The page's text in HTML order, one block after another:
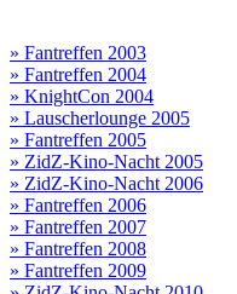
» Fantreffen 2003
» Fantreffen 2004
» KnightCon 2004
» Lauscherlounge 2005
» Fantreffen 2005
» ZidZ-Kino-Nacht 2005
» ZidZ-Kino-Nacht 2006
» Fantreffen 2006
» Fantreffen 2007
» Fantreffen 2008
» Fantreffen 2009